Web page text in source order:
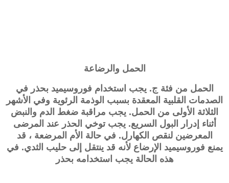
الحمل والرضاعة
الحمل من فئة ج. يجب استخدام فوروسيميد بحذر في
الصدمات القلبية المعقدة بسبب الوذمة الرئوية وفي الأشهر
الثلاثة الأولى من الحمل. يجب مراقبة ضغط الدم والنبض
أثناء إدرار البول السريع. يجب توخي الحذر عند المرضى
المعرضين لنقص الكهارل. في حالة الأم المرضعة ، قد
يمنع فوروسيميد الإرضاع لأنه قد ينتقل إلى حليب الثدي. في
هذه الحالة يجب استخدامه بحذر